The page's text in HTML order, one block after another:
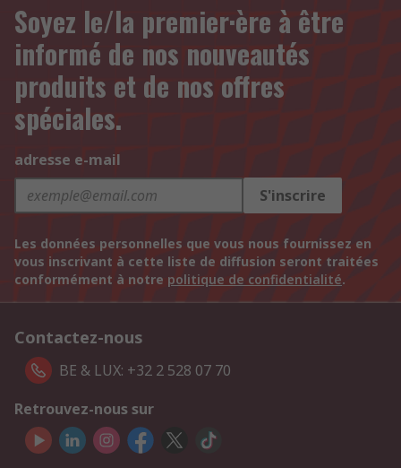
Soyez le/la premier·ère à être
informé de nos nouveautés
produits et de nos offres
spéciales.
adresse e-mail
S'inscrire
Les données personnelles que vous nous fournissez en
vous inscrivant à cette liste de diffusion seront traitées
conformément à notre politique de confidentialité.
Contactez-nous
BE & LUX: +32 2 528 07 70
Retrouvez-nous sur